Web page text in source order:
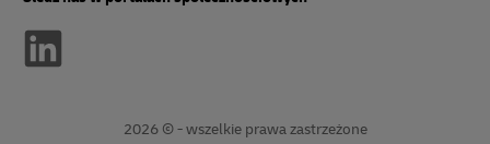
2026 © - wszelkie prawa zastrzeżone